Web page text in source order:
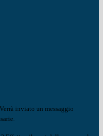
Verrà inviato un messaggio